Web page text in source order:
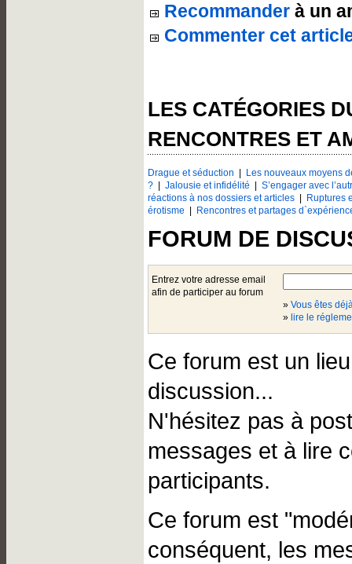
Recommander à un
Commenter cet
LES CATÉGORIES
RENCONTRES ET
Drague et séduction
Les nouveaux moyens
?
Jalousie et infidélité
S’engager avec
réactions à nos dossiers et articles
Ruptures
érotisme
Rencontres et partages
FORUM DE
Entrez votre adresse email
afin de participer au forum
» Vous êtes
» lire le
Ce forum est un
discussion...
N'hésitez pas à
messages et à lire
participants.
Ce forum est
conséquent, les